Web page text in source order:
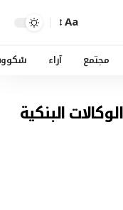
Aa
مجتمع آراء
الوكالات البنكية